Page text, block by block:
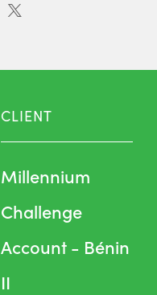
CLIENT
Millennium
Challenge
Account - Bénin
II